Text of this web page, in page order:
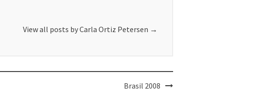
View all posts by Carla Ortiz Petersen →
Brasil 2008